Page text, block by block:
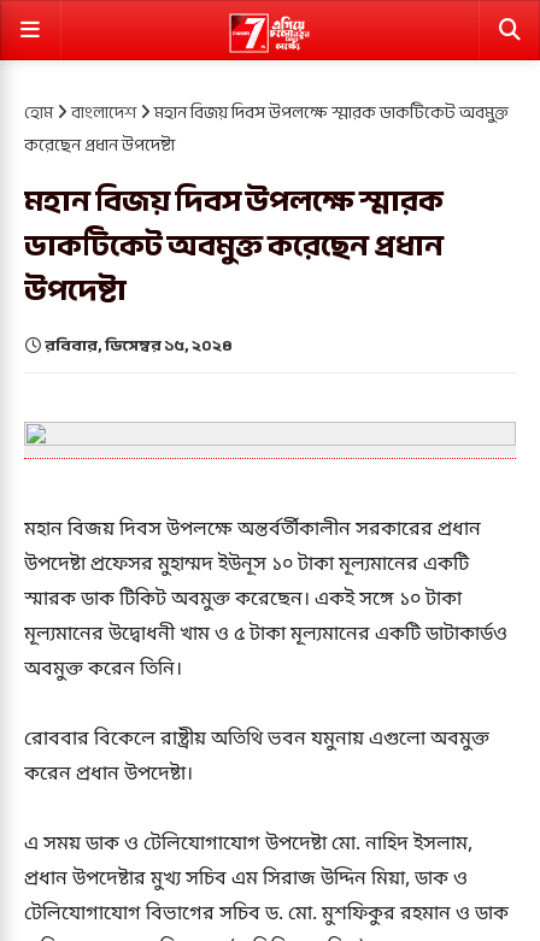
হোম বাংলাদেশ মহান বিজয় দিবস উপলক্ষে স্মারক ডাকটিকেট অবমুক্ত
করেছেন প্রধান উপদেষ্টা
মহান বিজয় দিবস উপলক্ষে স্মারক
ডাকটিকেট অবমুক্ত করেছেন প্রধান
উপদেষ্টা
রবিবার, ডিসেম্বর ১৫, ২০২৪
মহান বিজয় দিবস উপলক্ষে অন্তর্বর্তীকালীন সরকারের প্রধান
উপদেষ্টা প্রফেসর মুহাম্মদ ইউনূস ১০ টাকা মূল্যমানের একটি
স্মারক ডাক টিকিট অবমুক্ত করেছেন। একই সঙ্গে ১০ টাকা
মূল্যমানের উদ্বোধনী খাম ও ৫ টাকা মূল্যমানের একটি ডাটাকার্ডও
অবমুক্ত করেন তিনি।
রোববার বিকেলে রাষ্ট্রীয় অতিথি ভবন যমুনায় এগুলো অবমুক্ত
করেন প্রধান উপদেষ্টা।
এ সময় ডাক ও টেলিযোগাযোগ উপদেষ্টা মো. নাহিদ ইসলাম,
প্রধান উপদেষ্টার মুখ্য সচিব এম সিরাজ উদ্দিন মিয়া, ডাক ও
টেলিযোগাযোগ বিভাগের সচিব ড. মো. মুশফিকুর রহমান ও ডাক